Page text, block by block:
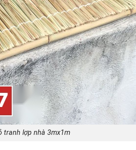
tranh lợp nhà 3mx1m